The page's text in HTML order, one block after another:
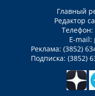
Главный
Редактор
Телефон:
E-mail:
Реклама: (3852)
Подписка: (3852)